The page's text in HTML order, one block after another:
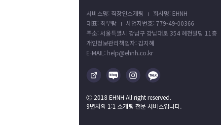
서비스명: 직장인소개팅
회사명: EHNH
대표: 최우람
사업자번호: 779-49-00366
주소: 서울특별시 강남구 강남대로 354 혜천빌딩 11층
개인정보관리책임자: 김지혜
E-MAIL: help@ehnh.co.kr
Ⓒ 2018 EHNH All right reserved.
9년차의 1:1 소개팅 전문 서비스입니다.